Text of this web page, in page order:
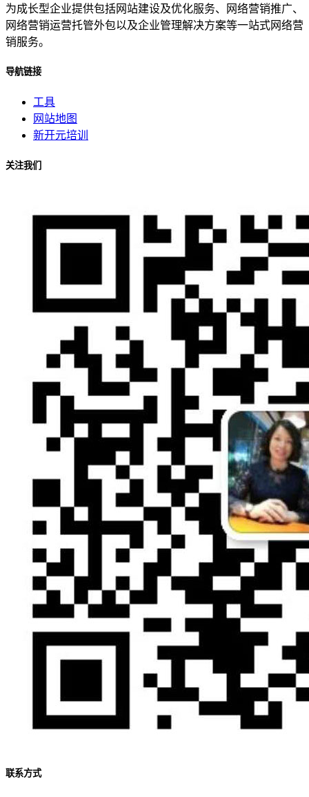
为成长型企业提供包括网站建设及优化服务、网络营销推广、
网络营销运营托管外包以及企业管理解决方案等一站式网络营
销服务。
导航链接
工具
网站地图
新开元培训
关注我们
联系方式